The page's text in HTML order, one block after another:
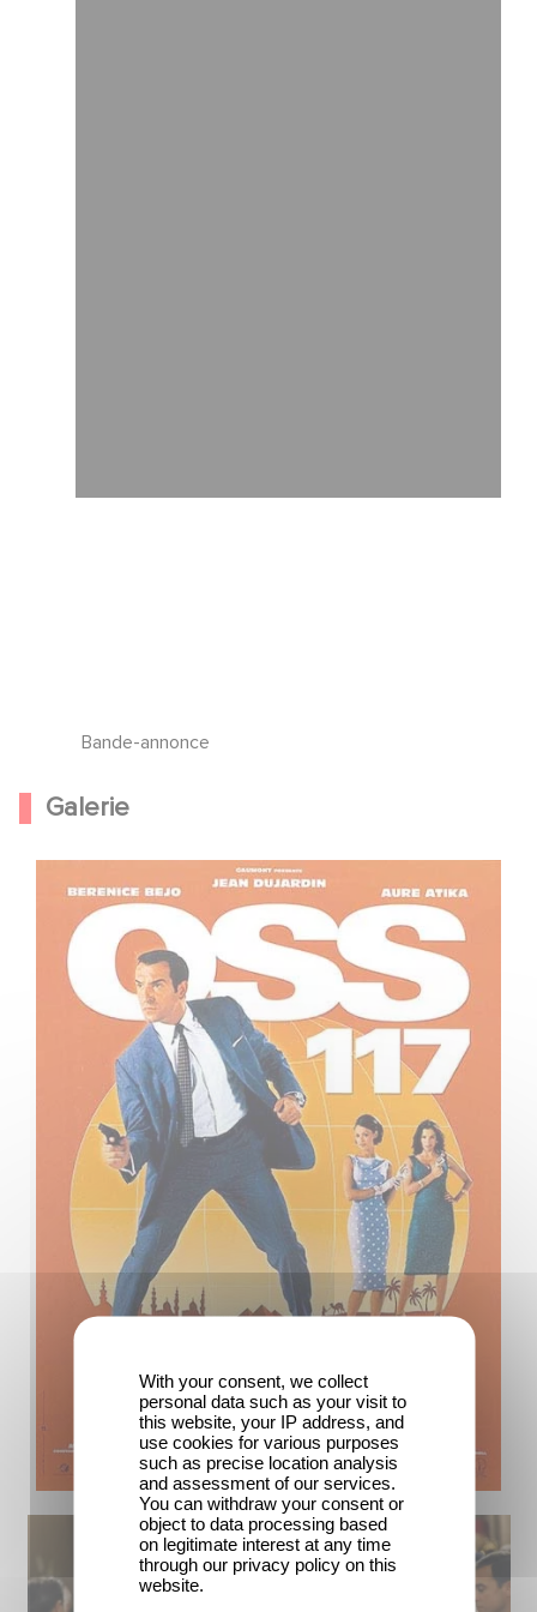
Bande-annonce
Galerie
With your consent, we collect
personal data such as your visit to
this website, your IP address, and
use cookies for various purposes
such as precise location analysis
and assessment of our services.
You can withdraw your consent or
object to data processing based
on legitimate interest at any time
through our privacy policy on this
website.